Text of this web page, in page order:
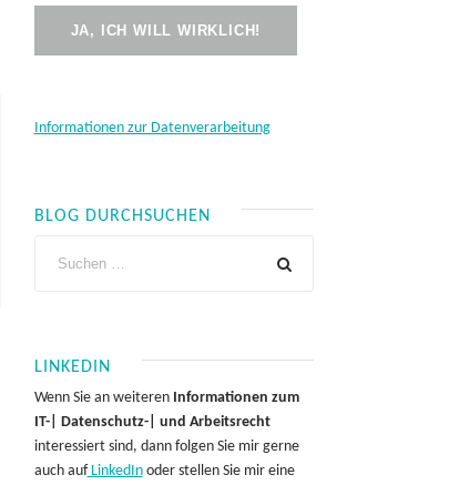
Informationen zur Datenverarbeitung
BLOG DURCHSUCHEN
LINKEDIN
Wenn Sie an weiteren Informationen zum
IT-| Datenschutz-| und Arbeitsrecht
interessiert sind, dann folgen Sie mir gerne
auch aufLinkedInoder stellen Sie mir eine